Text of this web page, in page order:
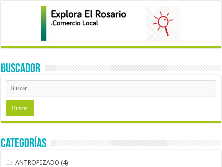
BUSCADOR
Categorías
ANTROPIZADO (4)